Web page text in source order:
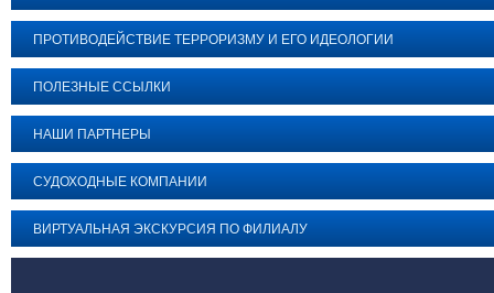
ПРОТИВОДЕЙСТВИЕ ТЕРРОРИЗМУ И ЕГО ИДЕОЛОГИИ
ПОЛЕЗНЫЕ ССЫЛКИ
НАШИ ПАРТНЕРЫ
СУДОХОДНЫЕ КОМПАНИИ
ВИРТУАЛЬНАЯ ЭКСКУРСИЯ ПО ФИЛИАЛУ